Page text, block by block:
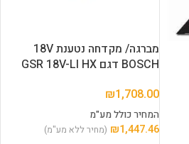
מברגה/ מקדחה נטענת 18V
BOSCH דגם GSR 18V-LI HX
₪1,708.00
המחיר כולל מע"מ
₪1,447.46 (מחיר ללא מע"מ)